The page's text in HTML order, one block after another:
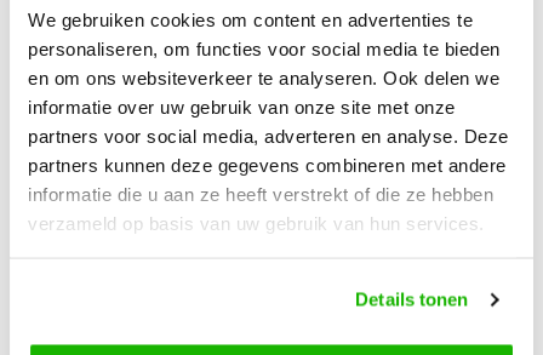
We gebruiken cookies om content en advertenties te
personaliseren, om functies voor social media te bieden
en om ons websiteverkeer te analyseren. Ook delen we
informatie over uw gebruik van onze site met onze
partners voor social media, adverteren en analyse. Deze
partners kunnen deze gegevens combineren met andere
informatie die u aan ze heeft verstrekt of die ze hebben
verzameld op basis van uw gebruik van hun services.
Details tonen
Beschrijving
Morley - Espresso
Morley is de perfecte combinatie van stijl en functionaliteit.
Deze hoge laars met een extra brede schacht is gemaakt
van luxe espresso nubuck leer en volledig waterdicht, zodat
je voeten droog en comfortabel blijven, ongeacht het weer.
Het stretchgedeelte aan de zijkant zorgt voor een flexibele
langdurig draagcomfort biedt. Dankzij het uitneembare